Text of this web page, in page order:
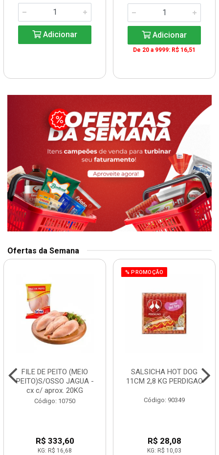
Adicionar Adicionar
De 20 a 9999: R$ 16,51
Ofertas da Semana
FILE DE PEITO (MEIO
PEITO)S/OSSO JAGUA -
cx c/ aprox. 20KG
Código: 10750
R$ 333,60
KG: R$ 16,68
% PROMOÇÃO
SALSICHA HOT DOG
11CM 2,8 KG PERDIGAO
Código: 90349
R$ 28,08
KG: R$ 10,03